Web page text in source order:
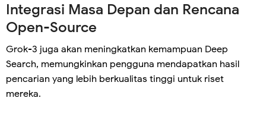
Integrasi Masa Depan dan Rencana
Open-Source
Grok-3 juga akan meningkatkan kemampuan Deep
Search, memungkinkan pengguna mendapatkan hasil
pencarian yang lebih berkualitas tinggi untuk riset
mereka.